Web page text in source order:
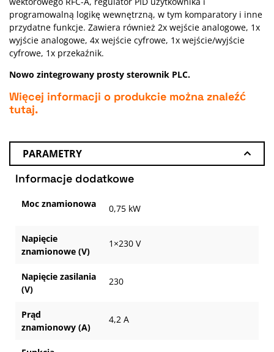
programowalną logikę wewnętrzną, w tym komparatory i inne
przydatne funkcje. Zawiera również 2x wejście analogowe, 1x
wyjście analogowe, 4x wejście cyfrowe, 1x wejście/wyjście
cyfrowe, 1x przekaźnik.
Nowo zintegrowany prosty sterownik PLC.
Więcej informacji o produkcie można znaleźć
tutaj.
PARAMETRY
Informacje dodatkowe
Moc znamionowa 0,75 kW
Napięcie
znamionowe (V)
1×230 V
Napięcie zasilania
(V)
230
Prąd
znamionowy (A)
4,2 A